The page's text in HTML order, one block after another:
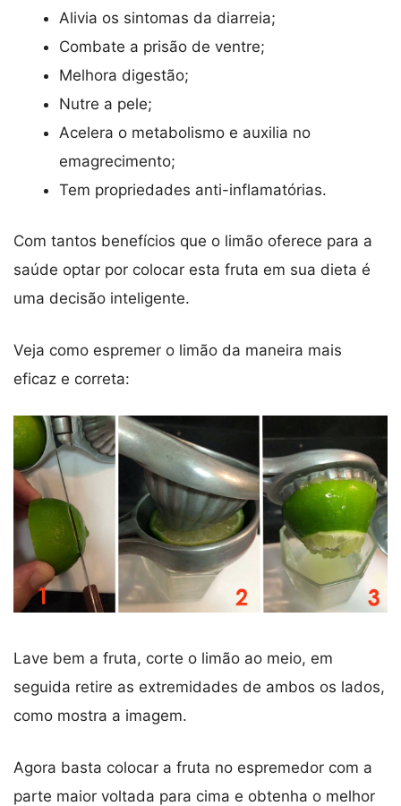
Alivia os sintomas da diarreia;
Combate a prisão de ventre;
Melhora digestão;
Nutre a pele;
Acelera o metabolismo e auxilia no
emagrecimento;
Tem propriedades anti-inflamatórias.
Com tantos benefícios que o limão oferece para a
saúde optar por colocar esta fruta em sua dieta é
uma decisão inteligente.
Veja como espremer o limão da maneira mais
eficaz e correta:
Lave bem a fruta, corte o limão ao meio, em
seguida retire as extremidades de ambos os lados,
como mostra a imagem.
Agora basta colocar a fruta no espremedor com a
parte maior voltada para cima e obtenha o melhor